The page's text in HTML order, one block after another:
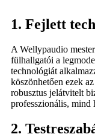
1. Fejlett
A Wellypaudio
fülhallgatói a
technológiát
köszönhetően ezek
robusztus jelátvitelt
professzionális, mind
2.